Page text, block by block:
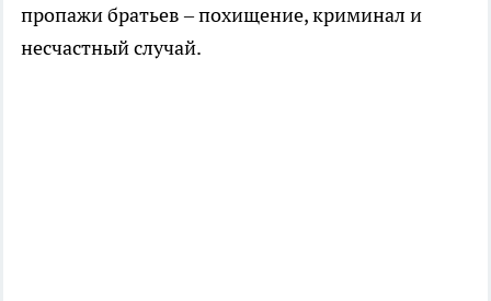
пропажи братьев – похищение, криминал и
несчастный случай.